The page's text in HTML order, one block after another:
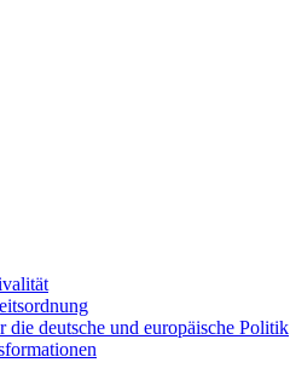
deutsche und europäische Politik